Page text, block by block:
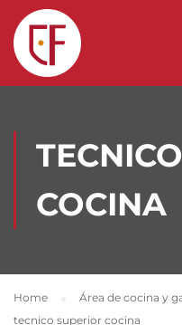
COCINA
Home
Área de cocina y
tecnico superior cocina